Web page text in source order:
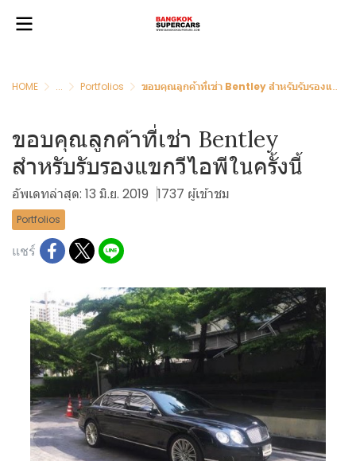
HOME ... Portfolios ขอบคุณลูกค้าที่เช่า Bentley สำหรับรับรองแขกวีไอพีในครั้งนี้
ขอบคุณลูกค้าที่เช่า Bentley
สำหรับรับรองแขกวีไอพีในครั้งนี้
อัพเดทล่าสุด: 13 มิ.ย. 2019 1737 ผู้เข้าชม
Portfolios
แชร์